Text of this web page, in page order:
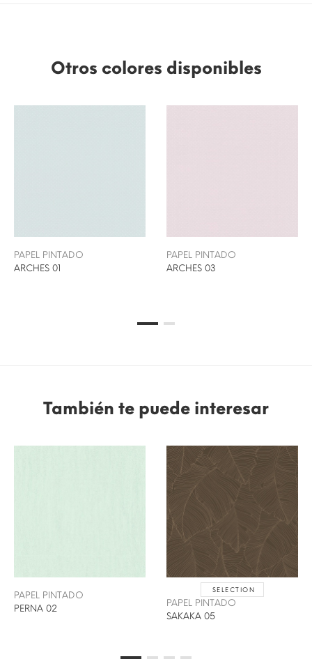
Otros colores disponibles
PAPEL PINTADO
ARCHES 01
PAPEL PINTADO
ARCHES 03
También te puede interesar
PAPEL PINTADO
PERNA 02
SELECTION
PAPEL PINTADO
SAKAKA 05